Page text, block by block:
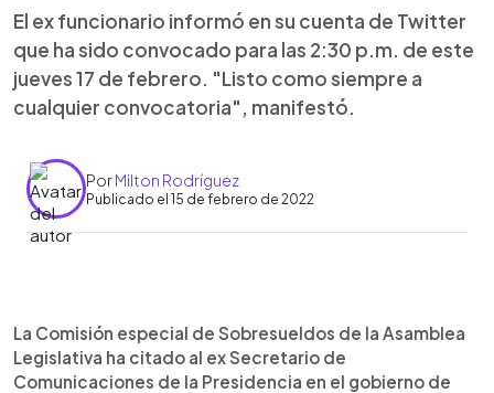
El ex funcionario informó en su cuenta de Twitter
que ha sido convocado para las 2:30 p.m. de este
jueves 17 de febrero. "Listo como siempre a
cualquier convocatoria", manifestó.
PorMilton Rodríguez
Publicado el 15 de febrero de 2022
► Escuchar artículo
La Comisión especial de Sobresueldos de la Asamblea
Legislativa ha citado al ex Secretario de
Comunicaciones de la Presidencia en el gobierno de